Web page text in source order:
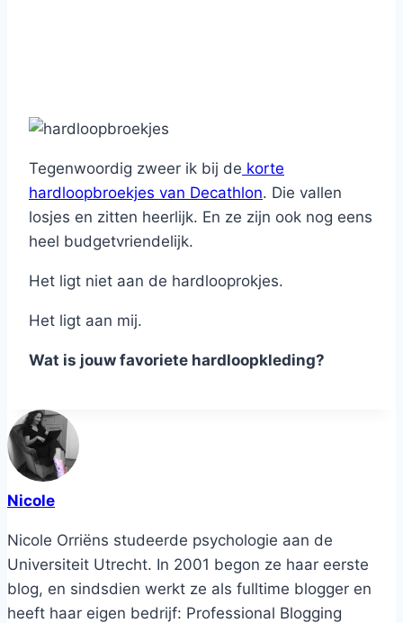
Tegenwoordig zweer ik bij de korte
hardloopbroekjes van Decathlon. Die vallen
losjes en zitten heerlijk. En ze zijn ook nog eens
heel budgetvriendelijk.
Het ligt niet aan de hardlooprokjes.
Het ligt aan mij.
Wat is jouw favoriete hardloopkleding?
Nicole
Nicole Orriëns studeerde psychologie aan de
Universiteit Utrecht. In 2001 begon ze haar eerste
blog, en sindsdien werkt ze als fulltime blogger en
heeft haar eigen bedrijf: Professional Blogging